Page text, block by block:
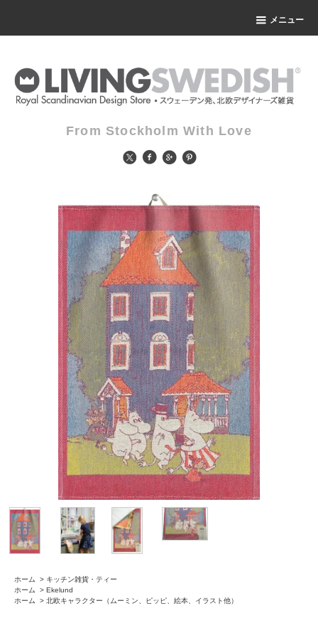
メニュー
From Stockholm With Love
ホーム > キッチン雑貨・ティー
ホーム
> Ekelund
ホーム
> 北欧キャラクター（ムーミン、ピッピ、絵本、イラスト他）